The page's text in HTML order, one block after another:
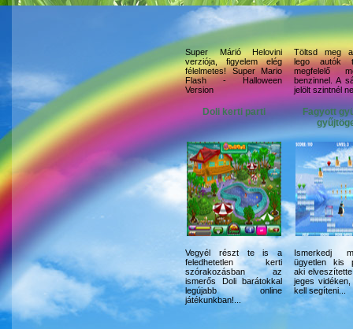
Super Márió Helovini
verziója, figyelem elég
félelmetes! Super Mario
Flash - Halloween
Version
Töltsd meg
lego autók
megfelelő
benzinnel. A
jelölt szintnél
Doli kerti parti
Vegyél részt te is a
feledhetetlen kerti
szórakozásban az
ismerős Doli barátokkal
legújabb online
játékunkban!...
Fagyott
Ismerkedj
ügyetlen kis
aki
jeges
kell segíteni...